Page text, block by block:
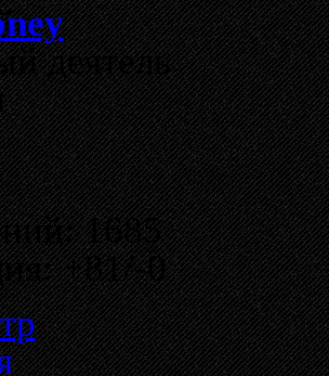
деятель
1685
+81/-0